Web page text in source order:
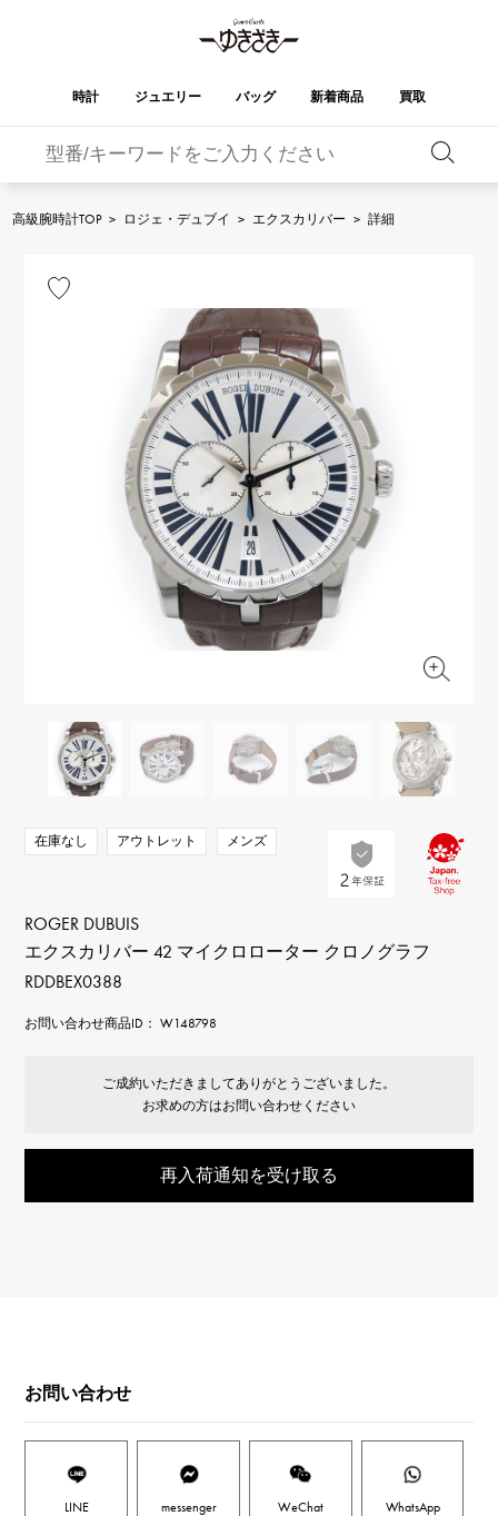
時計 ジュエリー バッグ 新着商品 買取
ランゲ＆ゾーネ ブレゲ
PATEK PHILIPPE
パテック・フィリップ
IWC
IWC
FRANCK MULLER
フランク・ミュラー
RICHARD MILLE
リシャール・ミル
VACHERON
CONSTANTIN
ヴァシュロン・コンスタ
ンタン
PANERAI
パネライ
AUDEMARS PIGUET
オーデマ・ピゲ
JAEGER LE COULTRE
ジャガー・ルクルト
Cartier
カルティエ
ZENITH
ゼニス タグホイヤー
DUNAMIS
デュナミス
TABLE CLOCK
VINTAGE WATCH
ヴィンテージウォッチ
YUKIZAKI
ジュエリー
ジュエリー
NOMBRE
ノンブル
NOMBRE putite
ノンブルプティ
ALPHA
アルファ
ALPHA putite
アルファプティ
eclat
エクラ
RICH CROSS
リッチクロス
TwinPinky
ツインピンキー
ANGLER
アングラー
ETERNITY
エタニティ
HIMAWARI YUKIZAKI BACHIKAN
ゆきざき バチカン
オリジナルジュエリー一覧へ
バーキン オータクロア
チャーム
その他
エルメスバッグ
高級腕時計TOP > ロジェ・デュブイ > エクスカリバー > 詳細
在庫なし アウトレット メンズ
ROGER DUBUIS
エクスカリバー 42 マイクロローター クロノグラフ
RDDBEX0388
お問い合わせ商品ID： W148798
ご成約いただきましてありがとうございました。
お求めの方はお問い合わせください
再入荷通知を受け取る
お問い合わせ
LINE messenger WeChat WhatsApp